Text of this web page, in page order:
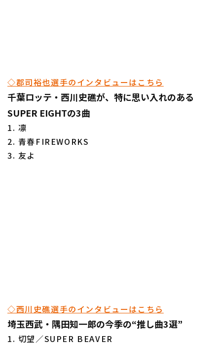
◇郡司裕也選手のインタビューはこちら
千葉ロッテ・西川史礁が、特に思い入れのある
SUPER EIGHTの3曲
1. 凛
2. 青春FIREWORKS
3. 友よ
◇西川史礁選手のインタビューはこちら
埼玉西武・隅田知一郎の今季の“推し曲3選”
1. 切望／SUPER BEAVER